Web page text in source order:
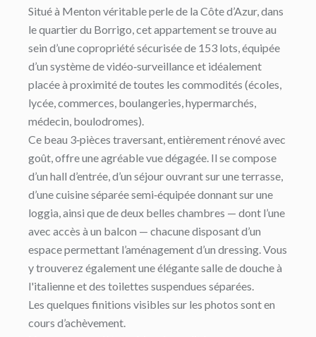
Situé à Menton véritable perle de la Côte d’Azur, dans
le quartier du Borrigo, cet appartement se trouve au
sein d’une copropriété sécurisée de 153 lots, équipée
d’un système de vidéo‑surveillance et idéalement
placée à proximité de toutes les commodités (écoles,
lycée, commerces, boulangeries, hypermarchés,
médecin, boulodromes).
Ce beau 3‑pièces traversant, entièrement rénové avec
goût, offre une agréable vue dégagée. Il se compose
d’un hall d’entrée, d’un séjour ouvrant sur une terrasse,
d’une cuisine séparée semi‑équipée donnant sur une
loggia, ainsi que de deux belles chambres — dont l’une
avec accès à un balcon — chacune disposant d’un
espace permettant l’aménagement d’un dressing. Vous
y trouverez également une élégante salle de douche à
l'italienne et des toilettes suspendues séparées.
Les quelques finitions visibles sur les photos sont en
cours d’achèvement.